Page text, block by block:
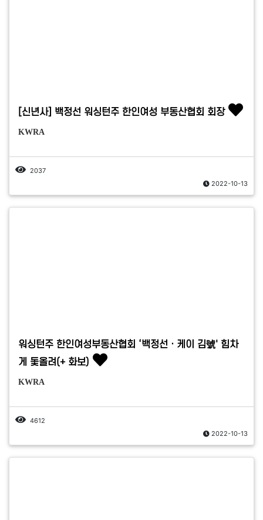
[신년사] 백정선 워싱턴주 한인여성 부동산협회 회장
KWRA
2037
2022-10-13
워싱턴주 한인여성부동산협회 ‘백정선ㆍ케이 김號' 힘차
게 돛올려(+ 화보)
KWRA
4612
2022-10-13